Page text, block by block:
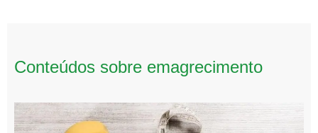
Conteúdos sobre emagrecimento